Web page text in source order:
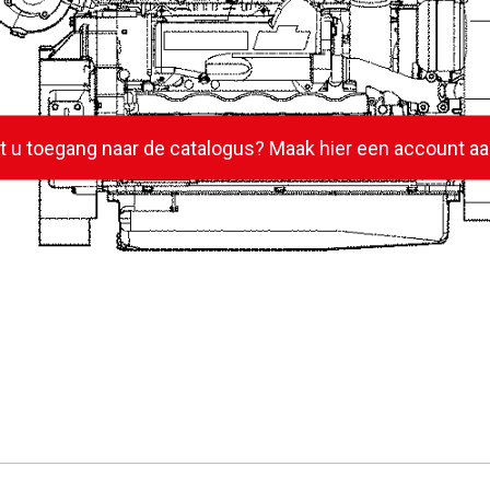
u toegang naar de catalogus? Maak hier een account